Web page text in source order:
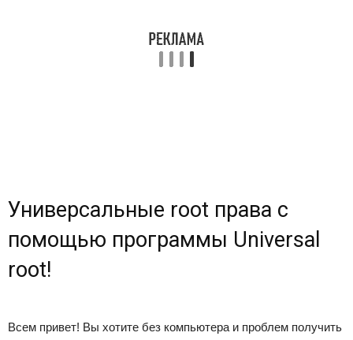
Универсальные root права с
помощью программы Universal
root!
Всем привет! Вы хотите без компьютера и проблем получить